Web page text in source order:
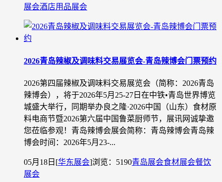
展会酒店用品展会
2026青岛辣椒及调味料交易展览会-青岛辣博会门票预约
2026第四届辣椒及调味料交易展览会（简称：2026青岛
辣博会），将于2026年5月25-27日在中铁•青岛世界博览
城盛大举行，同期举办良之隆·2026中国（山东）食材原
料电商节暨2026第六届中国鲁菜厨师节，展讯网诚挚邀
您莅临参观！青岛辣博会展会简称：青岛辣博会青岛辣
博会时间：2026年5月23-...
05月18日 [华东展会]浏览：5190青岛展会食材展会餐饮
展会